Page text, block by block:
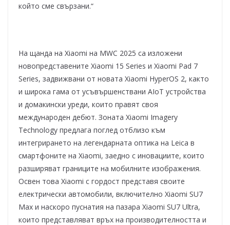
който сме свързани.“
На щанда на Xiaomi на MWC 2025 са изложени
новопредставените Xiaomi 15 Series и Xiaomi Pad 7
Series, задвижвани от новата Xiaomi HyperOS 2, както
и широка гама от усъвършенствани AIoT устройства
и домакински уреди, които правят своя
международен дебют. Зоната Xiaomi Imagery
Technology предлага поглед отблизо към
интегрирането на легендарната оптика на Leica в
смартфоните на Xiaomi, заедно с иновациите, които
разширяват границите на мобилните изображения.
Освен това Xiaomi с гордост представя своите
електрически автомобили, включително Xiaomi SU7
Max и наскоро пуснатия на пазара Xiaomi SU7 Ultra,
които представляват връх на производителността и